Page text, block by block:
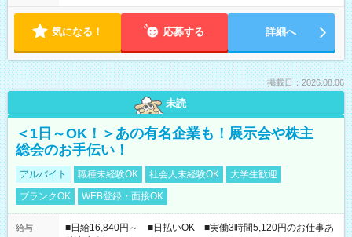
気になる！ 応募する 詳細へ
掲載日：2026.08.06
未読
＜1日～OK！＞あの有名企業も！展示会や株主
総会のお手伝い！
アルバイト 職種未経験OK 社会人未経験OK
大学生歓迎
ブランクOK
WEB登録・面接OK
給与
■日給16,840円～ ■日払いOK ■実働3時間5,120円のお仕事あ